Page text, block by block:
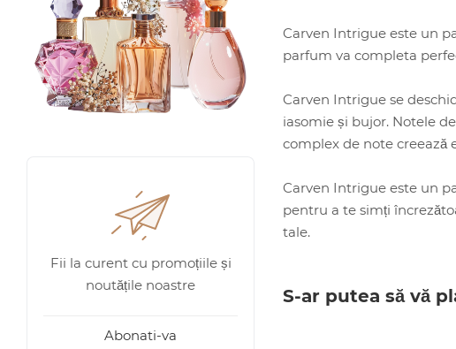
Carven Intrigue este un
parfum va completa
Carven Intrigue se
iasomie și bujor. Notele
complex de note creează
Carven Intrigue este un
pentru a te simți
tale.
S-ar putea să vă
Fii la curent cu promoțiile și
noutățile noastre
Abonati-va